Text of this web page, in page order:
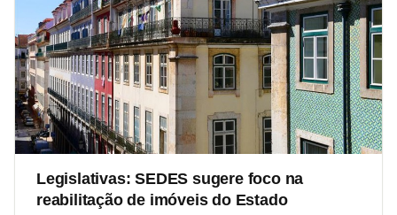
Legislativas: SEDES sugere foco na
reabilitação de imóveis do Estado